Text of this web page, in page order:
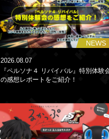
NEWS
2026.08.07
『ペルソナ４ リバイバル』特別体験
の感想レポートをご紹介！